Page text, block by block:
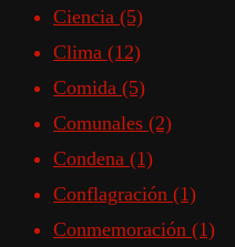
Ciencia (5)
Clima (12)
Comida (5)
Comunales (2)
Condena (1)
Conflagración (1)
Conmemoración (1)